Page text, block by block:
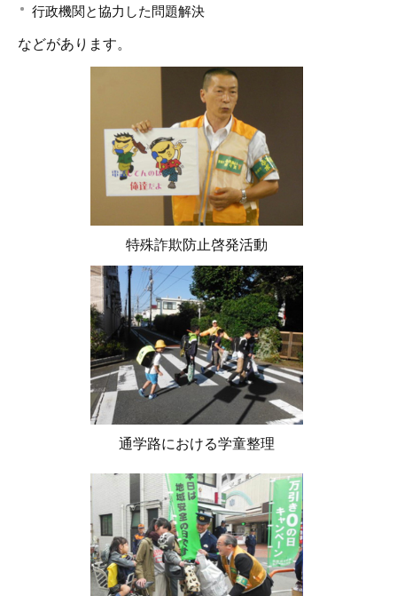
行政機関と協力した問題解決
などがあります。
特殊詐欺防止啓発活動
通学路における学童整理